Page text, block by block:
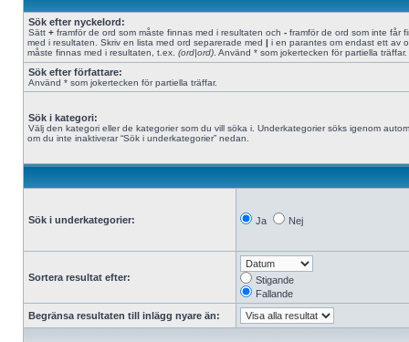
Sök efter nyckelord:
Sätt + framför de ord som måste finnas med i resultaten och - framför de ord som inte får
med i resultaten. Skriv en lista med ord separerade med | i en parantes om endast ett av
måste finnas med i resultaten, t.ex. (ord|ord) . Använd * som jokertecken för partiella träffar.
Sök efter författare:
Använd * som jokertecken för partiella träffar.
Sök i kategori:
Välj den kategori eller de kategorier som du vill söka i. Underkategorier söks igenom
om du inte inaktiverar “Sök i underkategorier” nedan.
Sök i underkategorier: Ja Nej
Sortera resultat efter:
Stigande
Fallande
Begränsa resultaten till inlägg nyare än: